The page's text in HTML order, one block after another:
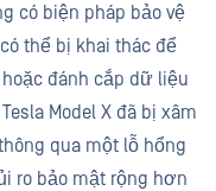
có biện pháp bảo vệ
thể bị khai thác để
đánh cắp dữ liệu
Model X đã bị xâm
qua một lỗ hổng
ro bảo mật rộng hơn